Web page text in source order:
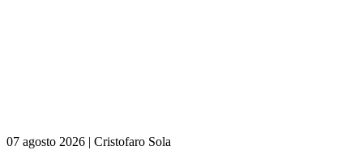
07 agosto 2026 | Cristofaro Sola